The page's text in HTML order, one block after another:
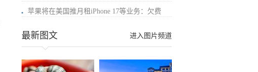
苹果将在美国推月租iPhone 17等业务：欠费
进入图片频道
最新图文